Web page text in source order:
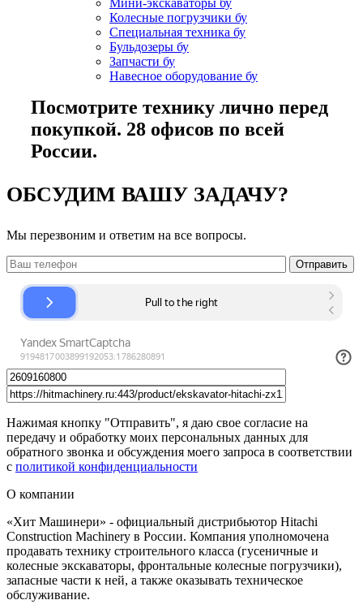
Колесные погрузчики бу
Специальная техника бу
Бульдозеры бу
Запчасти бу
Навесное оборудование бу
Посмотрите технику лично перед
покупкой. 28 офисов по всей
России.
ОБСУДИМ ВАШУ ЗАДАЧУ?
Мы перезвоним и ответим на все вопросы.
Нажимая кнопку "Отправить", я даю свое согласие на
передачу и обработку моих персональных данных для
обратного звонка и обсуждения моего запроса в соответствии
с политикой конфиденциальности
О компании
«Хит Машинери» - официальный дистрибьютор Hitachi
Construction Machinery в России. Компания уполномочена
продавать технику строительного класса (гусеничные и
колесные экскаваторы, фронтальные колесные погрузчики),
запасные части к ней, а также оказывать техническое
обслуживание.